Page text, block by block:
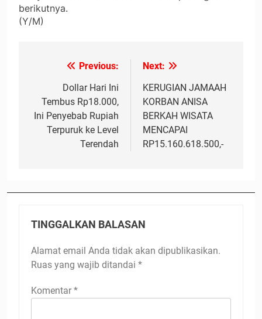
berikutnya.
(Y/M)
NavigasiPrevious:
Dollar Hari Ini
Tembus Rp18.000,
Ini Penyebab Rupiah
Terpuruk ke Level
Terendah
Next:
KERUGIAN JAMAAH
KORBAN ANISA
BERKAH WISATA
MENCAPAI
RP15.160.618.500,-
TINGGALKAN BALASAN
Alamat email Anda tidak akan dipublikasikan.
Ruas yang wajib ditandai *
Komentar *